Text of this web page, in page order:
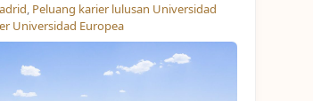
, Peluang karier lulusan Universidad
Universidad Europea